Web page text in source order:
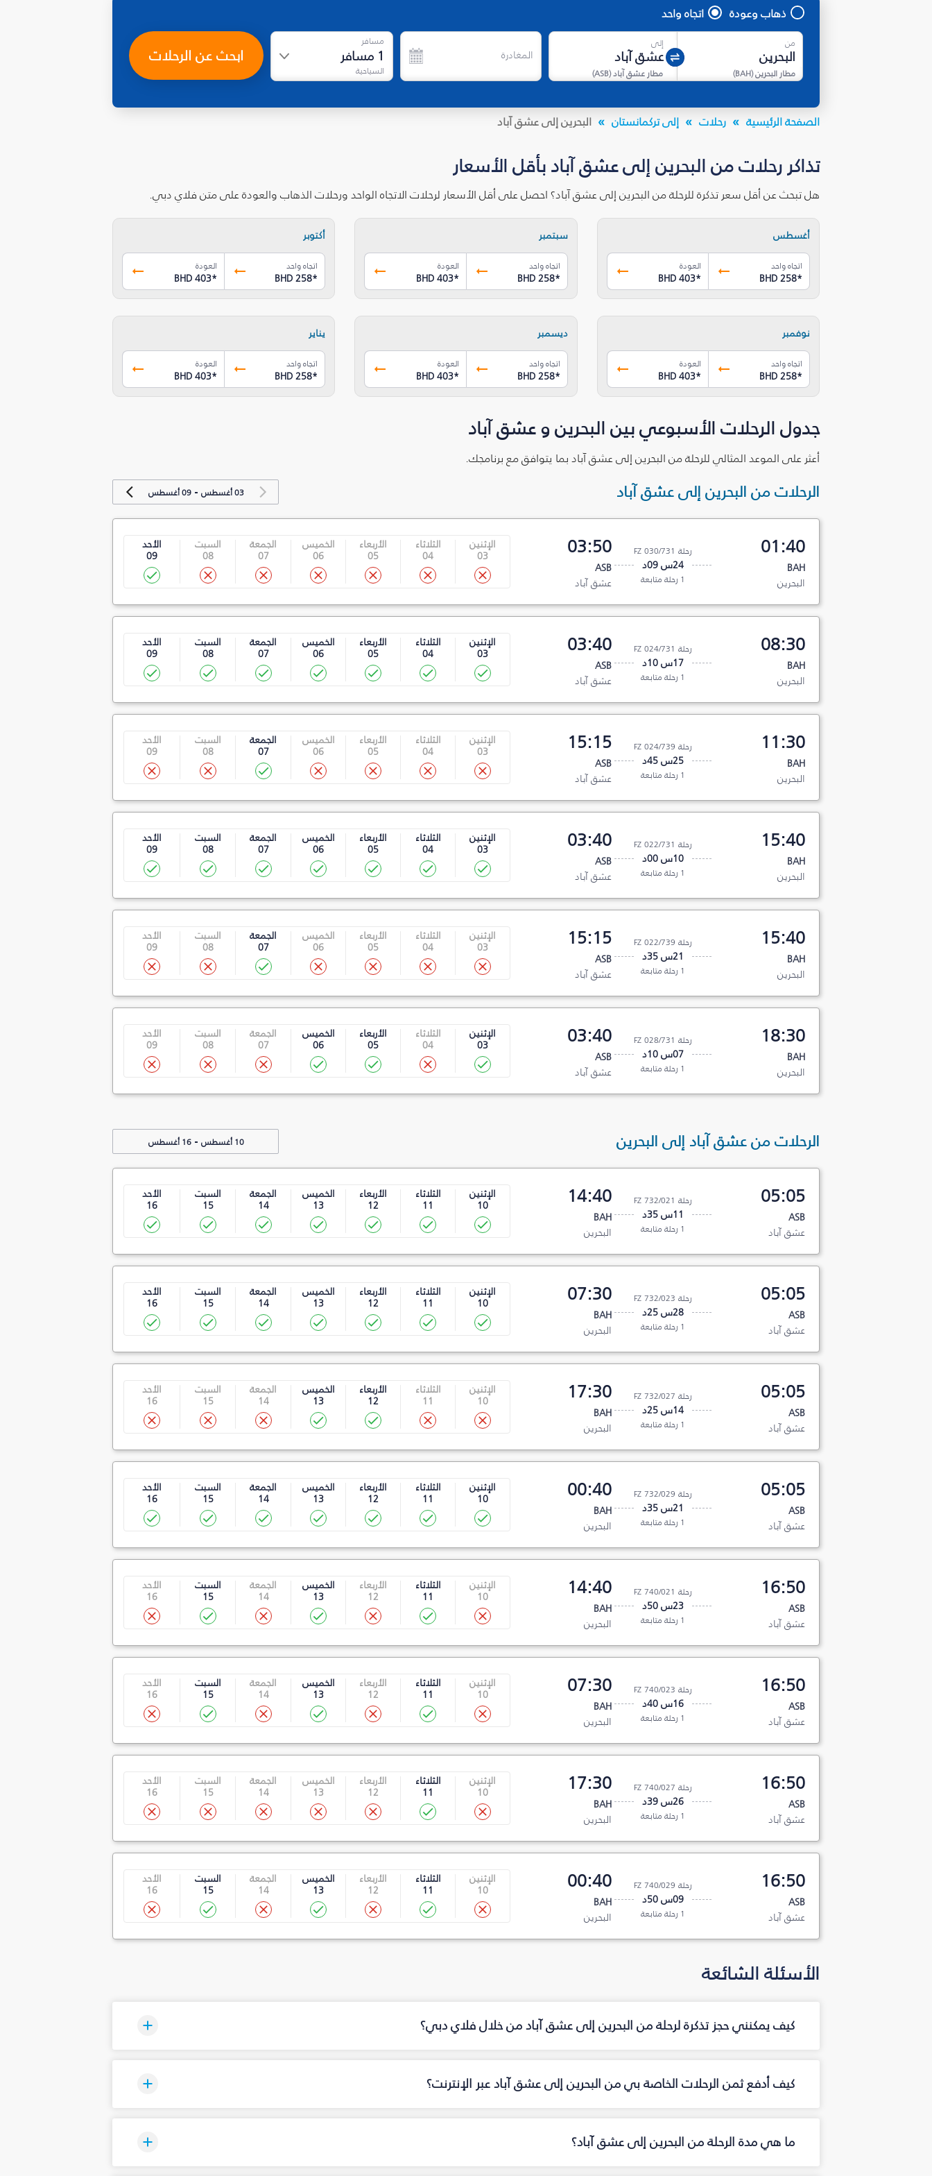
ذهاب وعودة اتجاه واحد
من
مطار البحرين(
BAH
)
إلى
مطار عشق آباد(
ASB
)
المغادرة
مسافر
1 مسافر
السياحية
ابحث عن الرحلات
الصفحة الرئيسية رحلات إلى تركمانستان البحرين إلى عشق آباد
تذاكر رحلات من البحرين إلى عشق آباد بأقل الأسعار
هل تبحث عن أقل سعر تذكرة للرحلة من البحرين إلى عشق آباد؟ احصل على أقل الأسعار لرحلات الاتجاه الواحد ورحلات الذهاب والعودة على متن فلاي دبي.
أغسطس
اتجاه واحد
BHD 258*
العودة
BHD 403*
سبتمبر
اتجاه واحد
BHD 258*
العودة
BHD 403*
أكتوبر
اتجاه واحد
BHD 258*
العودة
BHD 403*
نوفمبر
اتجاه واحد
BHD 258*
العودة
BHD 403*
ديسمبر
اتجاه واحد
BHD 258*
العودة
BHD 403*
يناير
اتجاه واحد
BHD 258*
العودة
BHD 403*
جدول الرحلات الأسبوعي بين البحرين و عشق آباد
أعثر على الموعد المثالي للرحلة من البحرين إلى عشق آباد بما يتوافق مع برنامجك.
الرحلات من البحرين إلى عشق آباد 03 أغسطس -09 أغسطس
01:40
BAH
البحرين
رحلة FZ 030/731
24س 09د
1 رحلة متابعة
03:50
ASB
عشق آباد
الإثنين
03
الثلاثاء
04
الأربعاء
05
الخميس
06
الجمعة
07
السبت
08
الأحد
09
08:30
BAH
البحرين
رحلة FZ 024/731
17س 10د
1 رحلة متابعة
03:40
ASB
عشق آباد
الإثنين
03
الثلاثاء
04
الأربعاء
05
الخميس
06
الجمعة
07
السبت
08
الأحد
09
11:30
BAH
البحرين
رحلة FZ 024/739
25س 45د
1 رحلة متابعة
15:15
ASB
عشق آباد
الإثنين
03
الثلاثاء
04
الأربعاء
05
الخميس
06
الجمعة
07
السبت
08
الأحد
09
15:40
BAH
البحرين
رحلة FZ 022/731
10س 00د
1 رحلة متابعة
03:40
ASB
عشق آباد
الإثنين
03
الثلاثاء
04
الأربعاء
05
الخميس
06
الجمعة
07
السبت
08
الأحد
09
15:40
BAH
البحرين
رحلة FZ 022/739
21س 35د
1 رحلة متابعة
15:15
ASB
عشق آباد
الإثنين
03
الثلاثاء
04
الأربعاء
05
الخميس
06
الجمعة
07
السبت
08
الأحد
09
18:30
BAH
البحرين
رحلة FZ 028/731
07س 10د
1 رحلة متابعة
03:40
ASB
عشق آباد
الإثنين
03
الثلاثاء
04
الأربعاء
05
الخميس
06
الجمعة
07
السبت
08
الأحد
09
الرحلات من عشق آباد إلى البحرين 10 أغسطس -16 أغسطس
05:05
ASB
عشق آباد
رحلة FZ 732/021
11س 35د
1 رحلة متابعة
14:40
BAH
البحرين
الإثنين
10
الثلاثاء
11
الأربعاء
12
الخميس
13
الجمعة
14
السبت
15
الأحد
16
05:05
ASB
عشق آباد
رحلة FZ 732/023
28س 25د
1 رحلة متابعة
07:30
BAH
البحرين
الإثنين
10
الثلاثاء
11
الأربعاء
12
الخميس
13
الجمعة
14
السبت
15
الأحد
16
05:05
ASB
عشق آباد
رحلة FZ 732/027
14س 25د
1 رحلة متابعة
17:30
BAH
البحرين
الإثنين
10
الثلاثاء
11
الأربعاء
12
الخميس
13
الجمعة
14
السبت
15
الأحد
16
05:05
ASB
عشق آباد
رحلة FZ 732/029
21س 35د
1 رحلة متابعة
00:40
BAH
البحرين
الإثنين
10
الثلاثاء
11
الأربعاء
12
الخميس
13
الجمعة
14
السبت
15
الأحد
16
16:50
ASB
عشق آباد
رحلة FZ 740/021
23س 50د
1 رحلة متابعة
14:40
BAH
البحرين
الإثنين
10
الثلاثاء
11
الأربعاء
12
الخميس
13
الجمعة
14
السبت
15
الأحد
16
16:50
ASB
عشق آباد
رحلة FZ 740/023
16س 40د
1 رحلة متابعة
07:30
BAH
البحرين
الإثنين
10
الثلاثاء
11
الأربعاء
12
الخميس
13
الجمعة
14
السبت
15
الأحد
16
16:50
ASB
عشق آباد
رحلة FZ 740/027
26س 39د
1 رحلة متابعة
17:30
BAH
البحرين
الإثنين
10
الثلاثاء
11
الأربعاء
12
الخميس
13
الجمعة
14
السبت
15
الأحد
16
16:50
ASB
عشق آباد
رحلة FZ 740/029
09س 50د
1 رحلة متابعة
00:40
BAH
البحرين
الإثنين
10
الثلاثاء
11
الأربعاء
12
الخميس
13
الجمعة
14
السبت
15
الأحد
16
الأسئلة الشائعة
كيف يمكنني حجز تذكرة لرحلة من البحرين إلى عشق آباد من خلال فلاي دبي؟
كيف أدفع ثمن الرحلات الخاصة بي من البحرين إلى عشق آباد عبر الإنترنت؟
ما هي مدة الرحلة من البحرين إلى عشق آباد؟